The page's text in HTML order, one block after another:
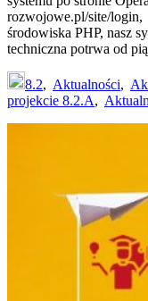
rozwojowe.pl/site/login,
środowiska PHP, nasz
techniczna potrwa od
8.2, Aktualności,
projekcie 8.2.A,